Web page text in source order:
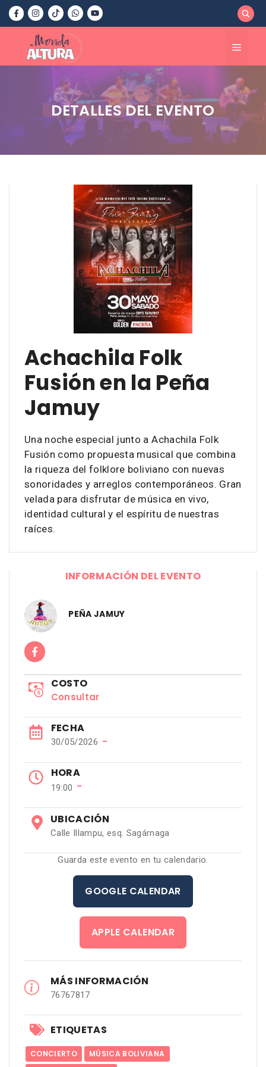
Saltar
contenido
Menú
DETALLES DEL EVENTO
Achachila Folk
Fusión en la Peña
Jamuy
Una noche especial junto a Achachila Folk
Fusión como propuesta musical que combina
la riqueza del folklore boliviano con nuevas
sonoridades y arreglos contemporáneos. Gran
velada para disfrutar de música en vivo,
identidad cultural y el espíritu de nuestras
raíces.
INFORMACIÓN DEL EVENTO
PEÑA JAMUY
COSTO
Consultar
FECHA
30/05/2026 −
HORA
19:00 −
UBICACIÓN
Calle Illampu, esq. Sagárnaga
Guarda este evento en tu calendario.
GOOGLE CALENDAR
APPLE CALENDAR
MÁS INFORMACIÓN
76767817
ETIQUETAS
CONCIERTO
MÚSICA BOLIVIANA